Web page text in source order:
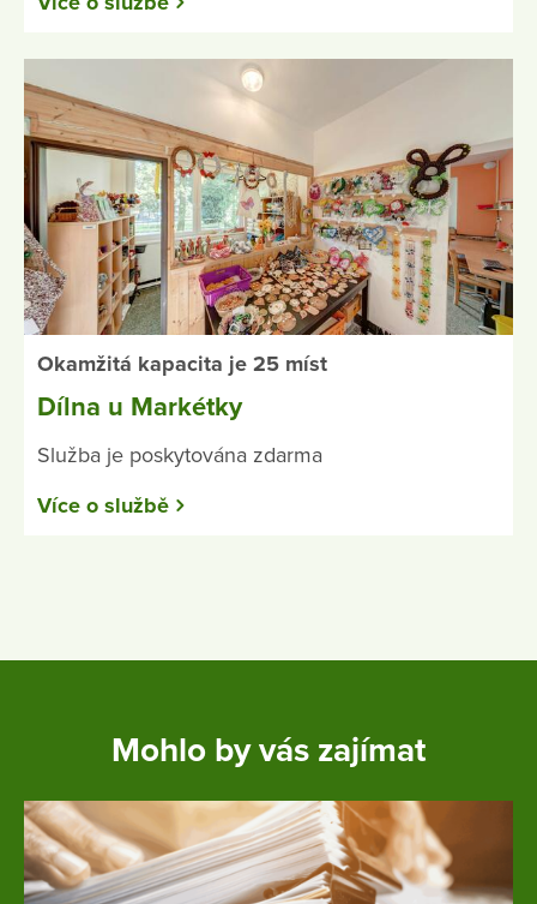
Okamžitá kapacita je 25 míst
Dílna u Markétky
Služba je poskytována zdarma
Více o službě
Mohlo by vás zajímat